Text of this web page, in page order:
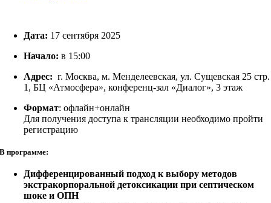
Дата: 17 сентября 2025
Начало:в 15:00
Адрес:г. Москва, м. Менделеевская, ул. Сущевская 25 стр.
1, БЦ «Атмосфера», конференц-зал «Диалог», 3 этаж
Формат: офлайн+онлайн
Для получения доступа к трансляции необходимо пройти
регистрацию
В программе:
Дифференцированный подход к выбору методов
экстракорпоральной детоксикации при септическом
шоке и ОПН